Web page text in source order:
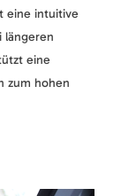
eine intuitive
längeren
eine
zum hohen